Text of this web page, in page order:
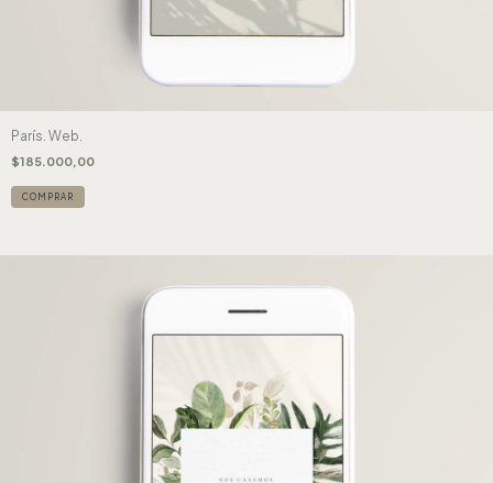
París. Web.
$185.000,00